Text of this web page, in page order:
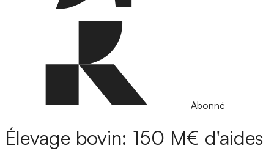
Abonné
Élevage bovin: 150 M€ d'aides